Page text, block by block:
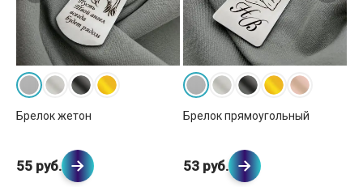
Брелок жетон
55 руб.
Брелок прямоугольный
53 руб.